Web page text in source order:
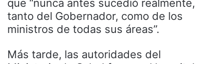
que “nunca antes sucedió realmente,
tanto del Gobernador, como de los
ministros de todas sus áreas”.
Más tarde, las autoridades del